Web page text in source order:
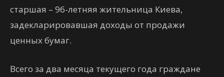
старшая – 96-летняя жительница Киева,
задекларировавшая доходы от продажи
ценных бумаг.
Всего за два месяца текущего года граждане